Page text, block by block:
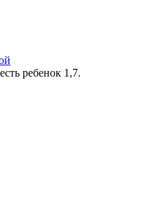
ребенок 1,7.